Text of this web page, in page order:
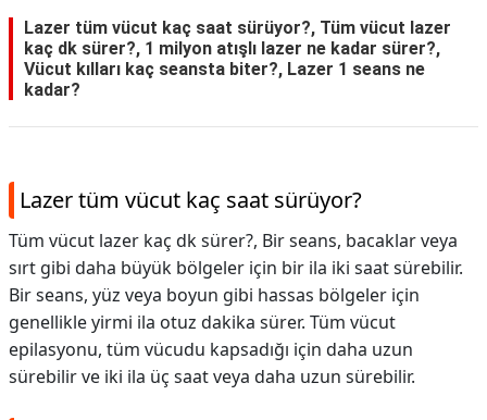
Lazer tüm vücut kaç saat sürüyor?, Tüm vücut lazer
kaç dk sürer?, 1 milyon atışlı lazer ne kadar sürer?,
Vücut kılları kaç seansta biter?, Lazer 1 seans ne
kadar?
Lazer tüm vücut kaç saat sürüyor?
Tüm vücut lazer kaç dk sürer?, Bir seans, bacaklar veya
sırt gibi daha büyük bölgeler için bir ila iki saat sürebilir.
Bir seans, yüz veya boyun gibi hassas bölgeler için
genellikle yirmi ila otuz dakika sürer. Tüm vücut
epilasyonu, tüm vücudu kapsadığı için daha uzun
sürebilir ve iki ila üç saat veya daha uzun sürebilir.